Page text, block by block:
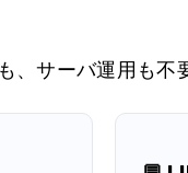
、サーバ運用も不